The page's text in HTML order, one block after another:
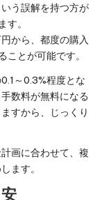
う誤解を持つ方が
。
から、都度の購入
とが可能です。
～0.3%程度とな
数料が無料になる
すから、じっくり
画に合わせて、複
ます。